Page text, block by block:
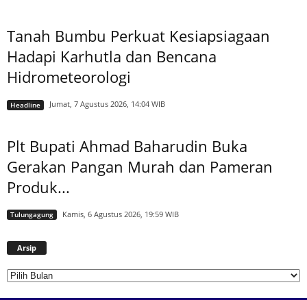
Tanah Bumbu Perkuat Kesiapsiagaan
Hadapi Karhutla dan Bencana
Hidrometeorologi
Headline Jumat, 7 Agustus 2026, 14:04 WIB
Plt Bupati Ahmad Baharudin Buka
Gerakan Pangan Murah dan Pameran
Produk...
Tulungagung Kamis, 6 Agustus 2026, 19:59 WIB
Arsip